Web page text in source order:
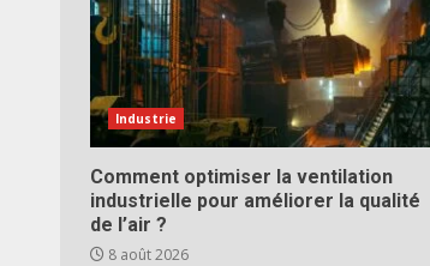
Industrie
Comment optimiser la ventilation
industrielle pour améliorer la qualité
de l’air ?
8 août 2026